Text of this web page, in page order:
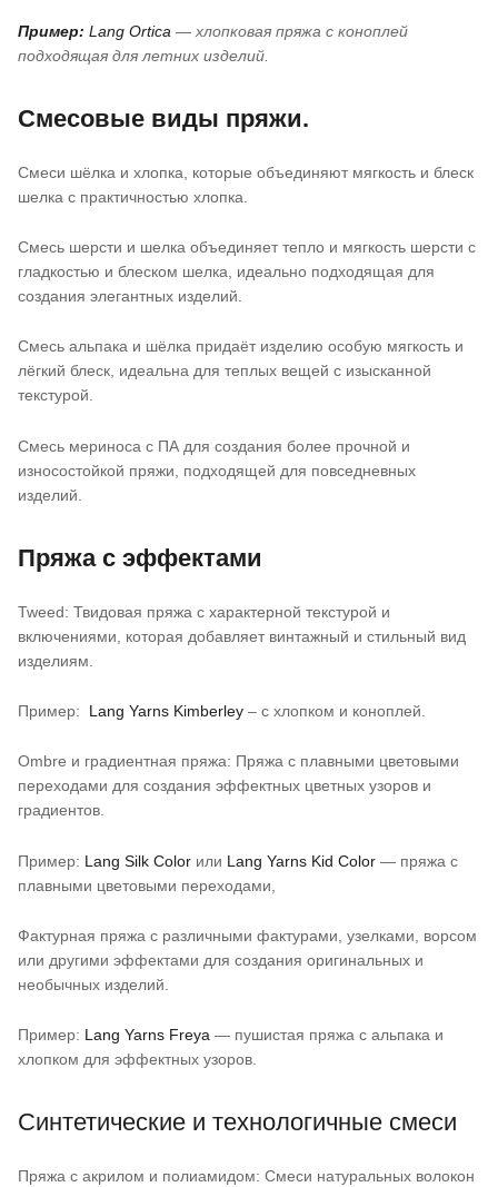
Пример: Lang Ortica — хлопковая пряжа с коноплей
подходящая для летних изделий.
Смесовые виды пряжи.
Смеси шёлка и хлопка, которые объединяют мягкость и блеск
шелка с практичностью хлопка.
Смесь шерсти и шелка объединяет тепло и мягкость шерсти с
гладкостью и блеском шелка, идеально подходящая для
создания элегантных изделий.
Смесь альпака и шёлка придаёт изделию особую мягкость и
лёгкий блеск, идеальна для теплых вещей с изысканной
текстурой.
Смесь мериноса с ПА для создания более прочной и
износостойкой пряжи, подходящей для повседневных
изделий.
Пряжа с эффектами
Tweed: Твидовая пряжа с характерной текстурой и
включениями, которая добавляет винтажный и стильный вид
изделиям.
Пример: Lang Yarns Kimberley – с хлопком и коноплей.
Ombre и градиентная пряжа: Пряжа с плавными цветовыми
переходами для создания эффектных цветных узоров и
градиентов.
Пример: Lang Silk Color или Lang Yarns Kid Color — пряжа с
плавными цветовыми переходами,
Фактурная пряжа с различными фактурами, узелками, ворсом
или другими эффектами для создания оригинальных и
необычных изделий.
Пример: Lang Yarns Freya — пушистая пряжа с альпака и
хлопком для эффектных узоров.
Синтетические и технологичные смеси
Пряжа с акрилом и полиамидом: Смеси натуральных волокон